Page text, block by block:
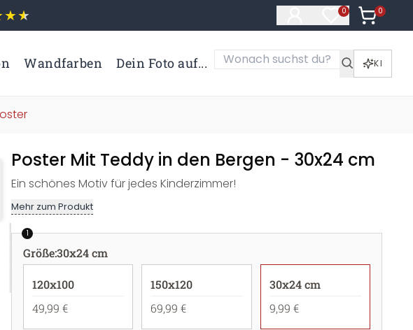
0
Artikel im
0
Artikel
Wandfarben Dein Foto auf... KI
Poster Mit Teddy in den Bergen - 30x24 cm
Ein schönes Motiv für jedes Kinderzimmer!
Mehr zum Produkt
1
Größe:30x24 cm
120x100
49,99 €
150x120
69,99 €
30x24 cm
9,99 €